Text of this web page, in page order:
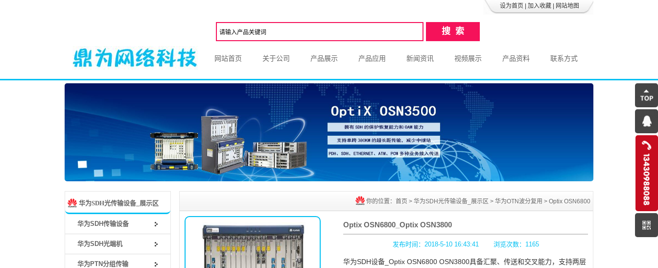
设为首页 加入收藏 网站地图
网站首页 关于公司 产品展示 产品应用 新闻资讯 视频展示 产品资料 联系方式
华为SDH光传输设备_展示区
华为SDH传输设备
华为SDH光端机
华为PTN分组传输
你的位置： 首页 > 华为SDH光传输设备_展示区 > 华为OTN波分复用 > Optix OSN6800
Optix OSN6800_Optix OSN3800
发布时间：2018-5-10 16:43:41 浏览次数： 1165
华为SDH设备_Optix OSN6800 OSN3800具备汇聚、传送和交叉能力，支持两层